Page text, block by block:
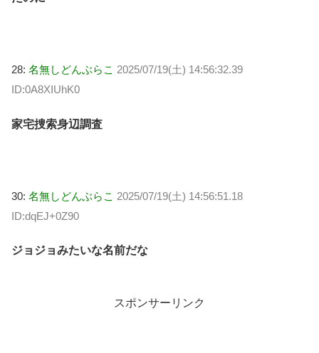
28: 名無しどんぶらこ 2025/07/19(土) 14:56:32.39
ID:0A8XIUhK0
家宅捜索身辺調査
30: 名無しどんぶらこ 2025/07/19(土) 14:56:51.18
ID:dqEJ+0Z90
ジョジョみたいな名前だな
スポンサーリンク